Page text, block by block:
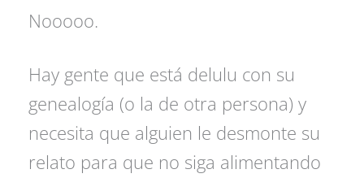
Nooooo.
Hay gente que está delulu con su
genealogía (o la de otra persona) y
necesita que alguien le desmonte su
relato para que no siga alimentando